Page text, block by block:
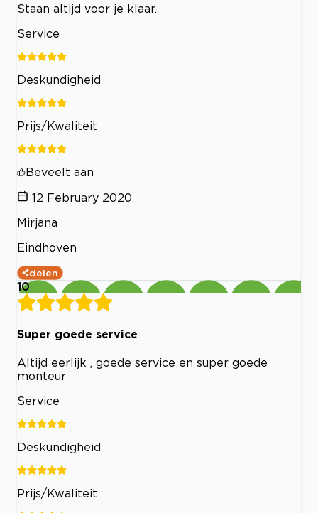
Staan altijd voor je klaar.
Service
Deskundigheid
Prijs/Kwaliteit
Beveelt aan
12 February 2020
Mirjana
Eindhoven
delen
10
Super goede service
Altijd eerlijk , goede service en super goede
monteur
Service
Deskundigheid
Prijs/Kwaliteit